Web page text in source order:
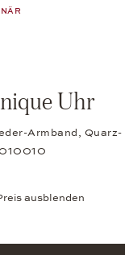
Uhr
Armband, Quarz-
ausblenden